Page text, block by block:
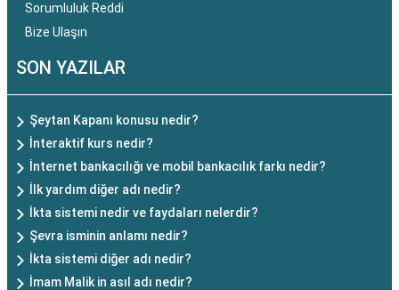
Sorumluluk Reddi
Bize Ulaşın
SON YAZILAR
Şeytan Kapanı konusu nedir?
İnteraktif kurs nedir?
İnternet bankacılığı ve mobil bankacılık farkı nedir?
İlk yardım diğer adı nedir?
İkta sistemi nedir ve faydaları nelerdir?
Şevra isminin anlamı nedir?
İkta sistemi diğer adı nedir?
İmam Malik in asıl adı nedir?